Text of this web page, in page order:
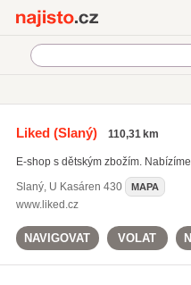
trampolíny s ochrannou sítí (30)
hračky pro kluky(627)
Liked(Slaný) 110,31 km
E-shop s dětským zbožím.
Slaný, U Kasáren 430 MAPA
www.liked.cz
NAVIGOVAT VOLAT